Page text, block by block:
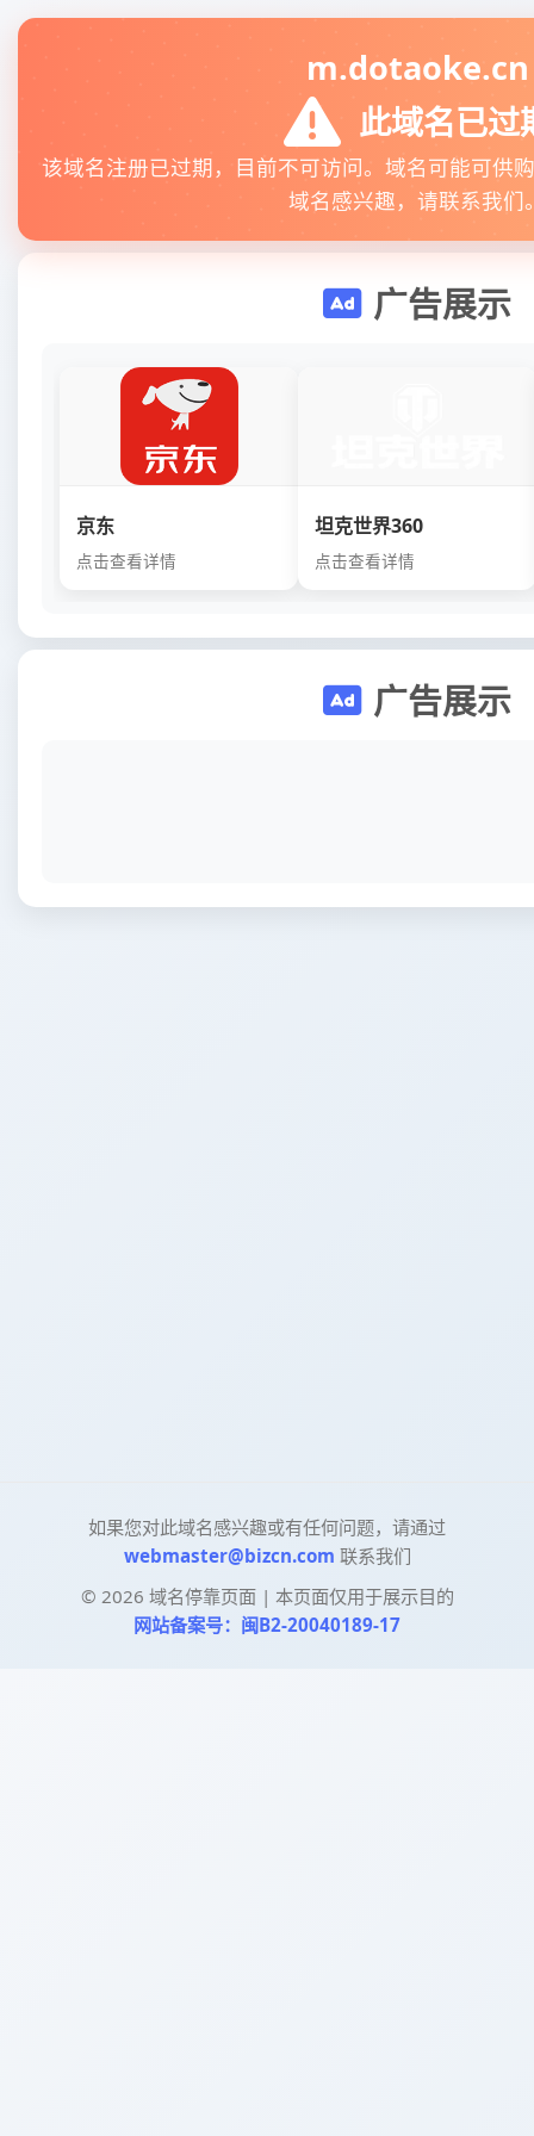
m.dotaoke.cn
此域名已过
该域名注册已过期，目前不可访问。域名可能可供
域名感兴趣，请联系我们
广告展示
京东
点击查看详情
坦克世界360
点击查看详情
广告展示
如果您对此域名感兴趣或有任何问题，请通过
webmaster@bizcn.com 联系我们
© 2026 域名停靠页面 | 本页面仅用于展示目的
网站备案号：闽B2-20040189-17